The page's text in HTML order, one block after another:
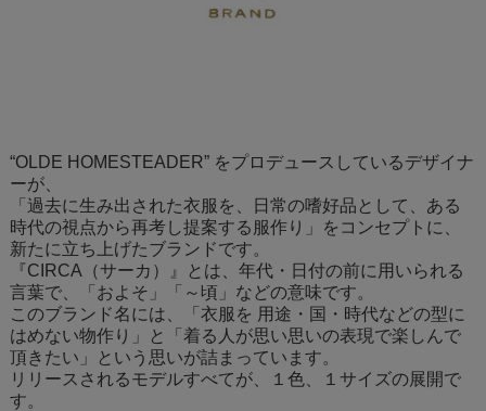
“OLDE HOMESTEADER” をプロデュースしているデザイナ
ーが、
「過去に生み出された衣服を、日常の嗜好品として、ある
時代の視点から再考し提案する服作り」をコンセプトに、
新たに立ち上げたブランドです。
『CIRCA（サーカ）』とは、年代・日付の前に用いられる
言葉で、「およそ」「～頃」などの意味です。
このブランド名には、「衣服を 用途・国・時代などの型に
はめない物作り」と「着る人が思い思いの表現で楽しんで
頂きたい」という思いが詰まっています。
リリースされるモデルすべてが、１色、１サイズの展開で
す。